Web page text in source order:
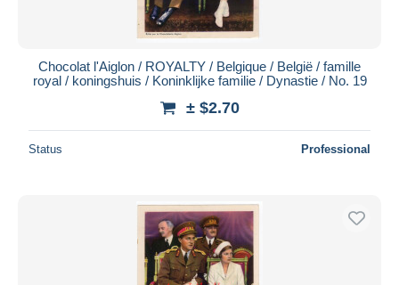
Chocolat l'Aiglon / ROYALTY / Belgique / België / famille
royal / koningshuis / Koninklijke familie / Dynastie / No. 19
± $2.70
Status Professional